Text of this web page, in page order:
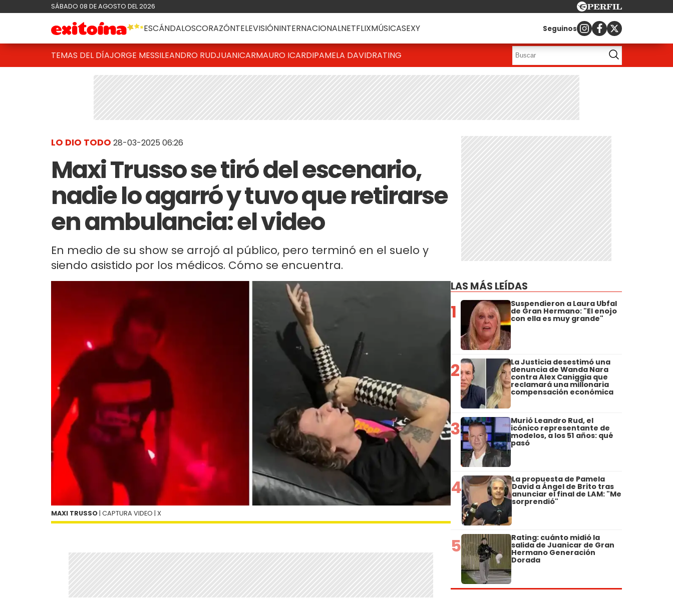
SÁBADO 08 DE AGOSTO DEL 2026
ESCÁNDALOSCORAZÓNTELEVISIÓNINTERNACIONALNETFLIXMÚSICASEXY Seguinos
TEMAS DEL DÍAJORGE MESSILEANDRO RUDJUANICARMAURO ICARDIPAMELA DAVIDRATING
LO DIO TODO 28-03-2025 06:26
Maxi Trusso se tiró del escenario,
nadie lo agarró y tuvo que retirarse
en ambulancia: el video
En medio de su show se arrojó al público, pero terminó en el suelo y
siendo asistido por los médicos. Cómo se encuentra.
MAXI TRUSSO | CAPTURA VIDEO | X
LAS MÁS LEÍDAS
1 Suspendieron a Laura Ubfal
de Gran Hermano: "El enojo
con ella es muy grande"
2 La Justicia desestimó una
denuncia de Wanda Nara
contra Alex Caniggia que
reclamará una millonaria
compensación económica
3 Murió Leandro Rud, el
icónico representante de
modelos, a los 51 años: qué
pasó
4 La propuesta de Pamela
David a Ángel de Brito tras
anunciar el final de LAM: "Me
sorprendió"
5 Rating: cuánto midió la
salida de Juanicar de Gran
Hermano Generación
Dorada